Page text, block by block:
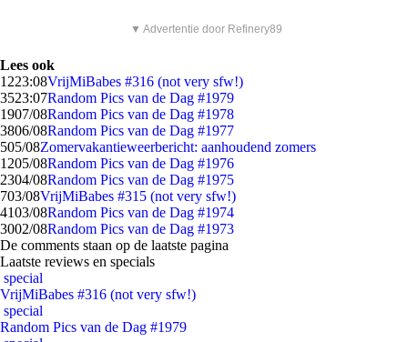
▼ Advertentie door Refinery89
Lees ook
1223:08VrijMiBabes #316 (not very sfw!)
3523:07Random Pics van de Dag #1979
1907/08Random Pics van de Dag #1978
3806/08Random Pics van de Dag #1977
505/08Zomervakantieweerbericht: aanhoudend zomers
1205/08Random Pics van de Dag #1976
2304/08Random Pics van de Dag #1975
703/08VrijMiBabes #315 (not very sfw!)
4103/08Random Pics van de Dag #1974
3002/08Random Pics van de Dag #1973
De comments staan op de laatste pagina
Laatste reviews en specials
special
VrijMiBabes #316 (not very sfw!)
special
Random Pics van de Dag #1979